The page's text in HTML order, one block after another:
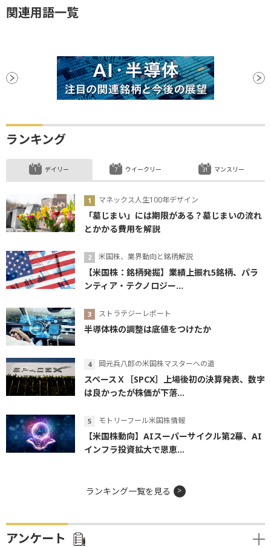
関連用語一覧
ランキング
デイリー
マネックス人生100年デザイン
「墓じまい」には期限がある？墓じまいの流れ
とかかる費用を解説
米国株、業界動向と銘柄解説
【米国株：銘柄発掘】業績上振れ5銘柄、パラ
ンティア・テクノロジー...
ストラテジーレポート
半導体株の調整は底値をつけたか
岡元兵八郎の米国株マスターへの道
スペースＸ［SPCX］上場後初の決算発表、数字
は良かったが株価が下落...
モトリーフール米国株情報
【米国株動向】AIスーパーサイクル第2幕、AI
インフラ投資拡大で恩恵...
ウイークリー マンスリー
ランキング一覧を見る
アンケート